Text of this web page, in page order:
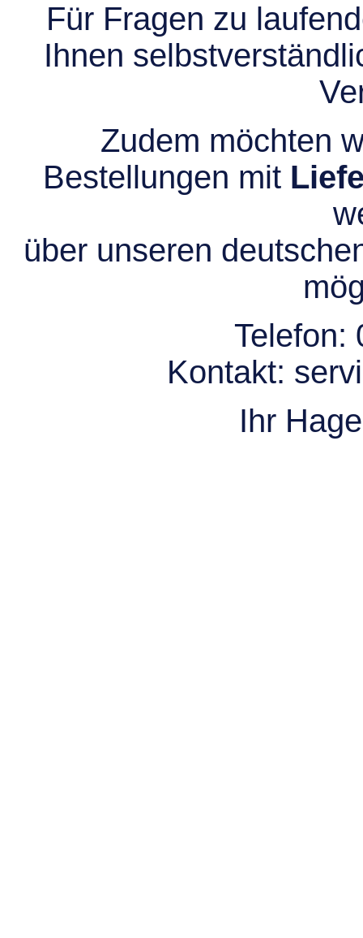
Für Fragen zu
Ihnen
Zudem möchten
Bestellungen mit
über unseren
Telefon:
Kontakt:
Ihr